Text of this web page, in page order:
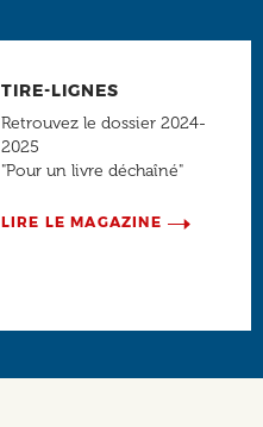
TIRE-LIGNES
Retrouvez le dossier 2024-
2025
"Pour un livre déchaîné"
LIRE LE MAGAZINE